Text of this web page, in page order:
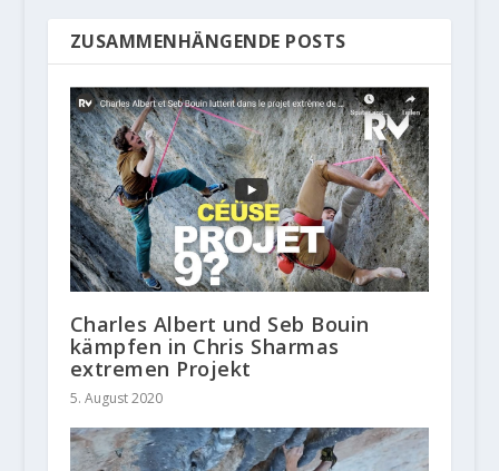
ZUSAMMENHÄNGENDE POSTS
Charles Albert und Seb Bouin
kämpfen in Chris Sharmas
extremen Projekt
5. August 2020